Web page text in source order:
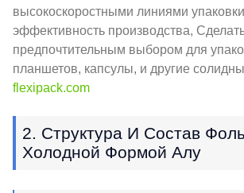
высокоскоростными линиями
эффективность производства,
предпочтительным выбором для
планшетов, капсулы, и другие
flexipack.com
2. Структура И Состав
Холодной Формой Алу